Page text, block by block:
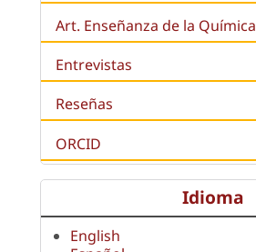
Art. Enseñanza de la Química
Entrevistas
Reseñas
ORCID
Idioma
English